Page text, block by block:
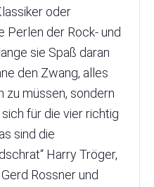
oder
Perlen der Rock- und
sie Spaß daran
den Zwang, alles
zu müssen, sondern
für die vier richtig
sind die
Harry Tröger,
Rossner und